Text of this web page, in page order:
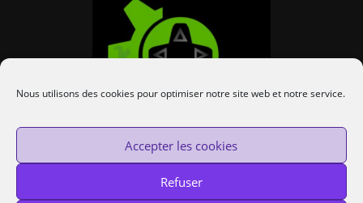
Nous utilisons des cookies pour optimiser notre site web et notre service.
Accepter les cookies
Refuser